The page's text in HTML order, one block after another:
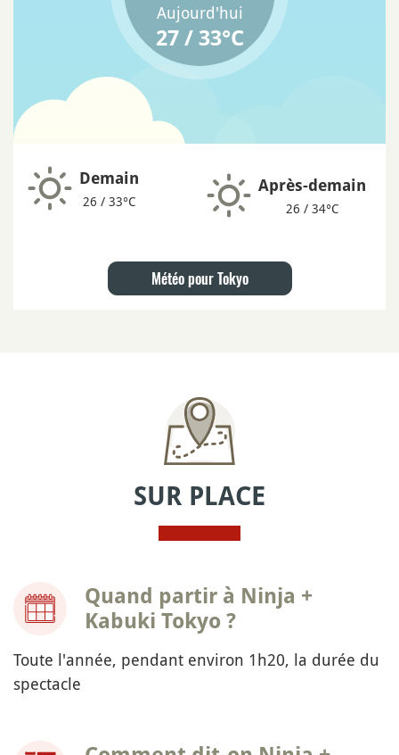
Aujourd'hui
27 / 33°C
Demain
26 / 33°C
Après-demain
26 / 34°C
Météo pour Tokyo
SUR PLACE
Quand partir à Ninja +
Kabuki Tokyo ?
Toute l'année, pendant environ 1h20, la durée du
spectacle